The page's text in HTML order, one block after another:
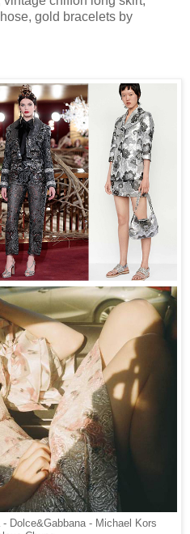
gold bracelets by
Dolce&Gabbana - Michael Kors